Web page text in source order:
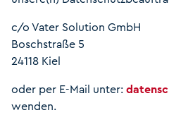
c/o Vater Solution GmbH
Boschstraße 5
24118 Kiel
oder per E-Mail unter:
wenden.